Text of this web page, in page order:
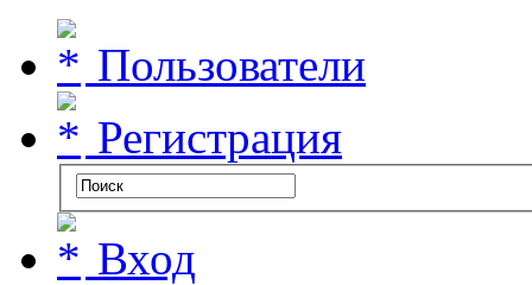
Пользователи
Регистрация
Вход